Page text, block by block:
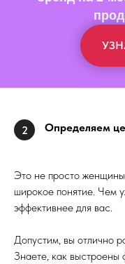
2 Определяем
Это не просто
широкое понятие. Чем
эффективнее для вас.
Допустим, вы отлично
Знаете, как выстроены